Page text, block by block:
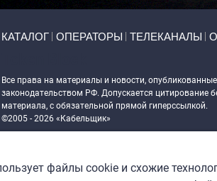
КАТАЛОГ ОПЕРАТОРЫ ТЕЛЕКАНАЛЫ
Все права на материалы и новости,
законодательством РФ. Допускается цитирование
материала, с обязательной прямой гиперссылкой.
©2005 - 2026 «Кабельщик»
DrupalCoder — поддержка сайта c 2017 года
файлы cookie и схожие